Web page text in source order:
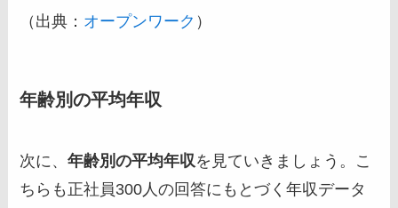
（出典： オープンワーク ）
年齢別の平均年収
次に、年齢別の平均年収を見ていきましょう。こ
ちらも正社員300人の回答にもとづく年収データ